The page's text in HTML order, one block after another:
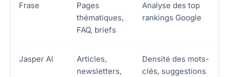
Frase
Pages
thématiques,
FAQ, briefs
Analyse des top
rankings Google
Jasper AI
Articles,
newsletters,
Densité des mots-
clés, suggestions